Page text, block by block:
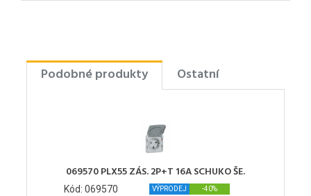
Podobné produkty Ostatní
069570 PLX55 ZÁS. 2P+T 16A SCHUKO ŠE.
Kód: 069570 VÝPRODEJ -40%